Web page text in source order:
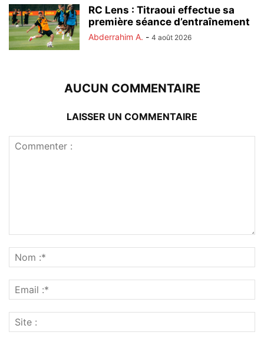
RC Lens : Titraoui effectue sa
première séance d’entraînement
Abderrahim A. - 4 août 2026
AUCUN COMMENTAIRE
LAISSER UN COMMENTAIRE